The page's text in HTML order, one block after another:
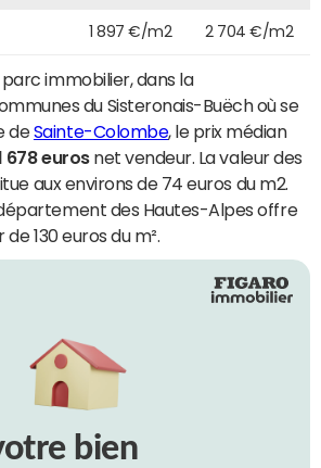
1 897 €/m2 2 704 €/m2
immobilier, dans la
du Sisteronais-Buëch où se
deSainte-Colombe, le prix médian
678 eurosnet vendeur. La valeur des
aux environs de 74 euros du m2.
des Hautes-Alpes offre
130 euros du m².
bien